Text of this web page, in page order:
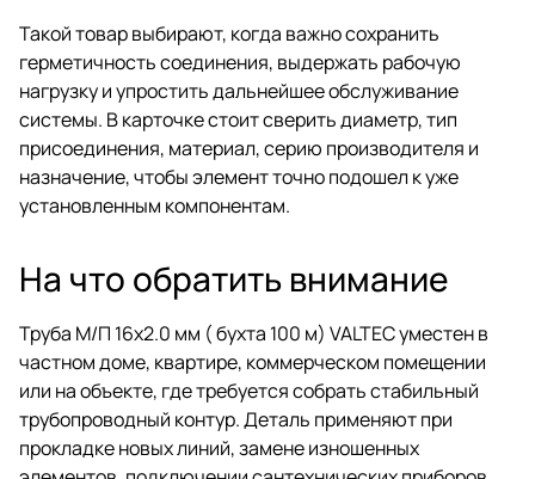
Такой товар выбирают, когда важно сохранить
герметичность соединения, выдержать рабочую
нагрузку и упростить дальнейшее обслуживание
системы. В карточке стоит сверить диаметр, тип
присоединения, материал, серию производителя и
назначение, чтобы элемент точно подошел к уже
установленным компонентам.
На что обратить внимание
Труба М/П 16х2.0 мм ( бухта 100 м) VALTEC уместен в
частном доме, квартире, коммерческом помещении
или на объекте, где требуется собрать стабильный
трубопроводный контур. Деталь применяют при
прокладке новых линий, замене изношенных